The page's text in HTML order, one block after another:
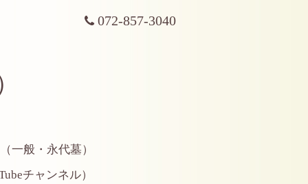
072-857-3040
一般・永代墓）
チャンネル）